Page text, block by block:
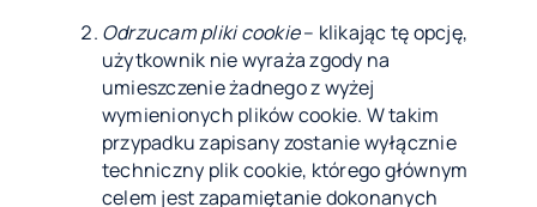
Odrzucam pliki cookie– klikając tę opcję,
użytkownik nie wyraża zgody na
umieszczenie żadnego z wyżej
wymienionych plików cookie. W takim
przypadku zapisany zostanie wyłącznie
techniczny plik cookie, którego głównym
celem jest zapamiętanie dokonanych